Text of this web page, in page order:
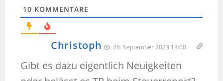
10 KOMMENTARE
Christoph 26. September 2023 13:00
Gibt es dazu eigentlich Neuigkeiten